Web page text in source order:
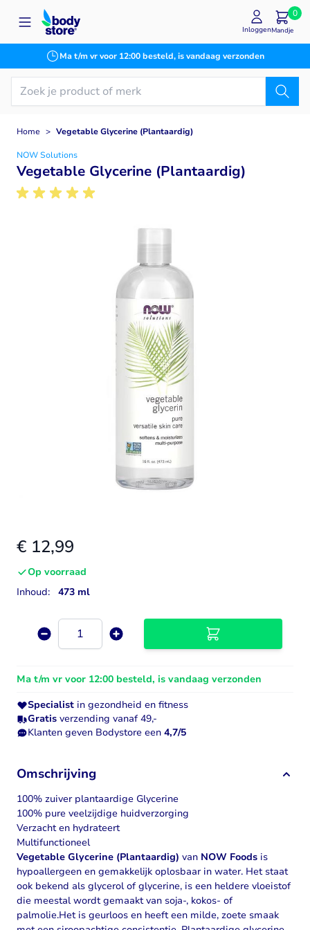
Ga naar de inhoud
Ma t/m vr voor 12:00 besteld, is vandaag verzonden
InloggenMandje
0
Home > Vegetable Glycerine (Plantaardig)
NOW Solutions
Vegetable Glycerine (Plantaardig)
Click to view image in fullscreen
€ 12,99
Op voorraad
Inhoud:
473 ml
Aantal
Ma t/m vr voor 12:00 besteld, is vandaag verzonden
Specialist in gezondheid en fitness
Gratis verzending vanaf 49,-
Klanten geven Bodystore een 4,7/5
Omschrijving
100% zuiver plantaardige Glycerine
100% pure veelzijdige huidverzorging
Verzacht en hydrateert
Multifunctioneel
Vegetable Glycerine (Plantaardig) van NOW Foods is
hypoallergeen en gemakkelijk oplosbaar in water. Het staat
ook bekend als glycerol of glycerine, is een heldere vloeistof
die meestal wordt gemaakt van soja-, kokos- of
palmolie.Het is geurloos en heeft een milde, zoete smaak